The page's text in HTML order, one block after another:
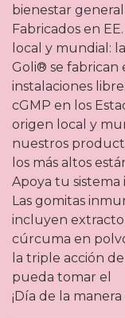
bienestar general
Fabricados en
local y mundial:
Goli® se fabrican
instalaciones
cGMP en los
origen local y
nuestros
los más altos
Apoya tu
Las gomitas
incluyen
cúrcuma en
la triple acción
pueda tomar el
¡Día de la manera